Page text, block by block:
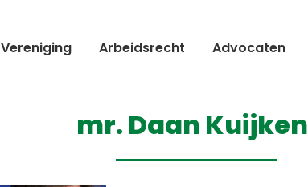
Vereniging Arbeidsrecht Advocaten
mr. Daan Kuijken